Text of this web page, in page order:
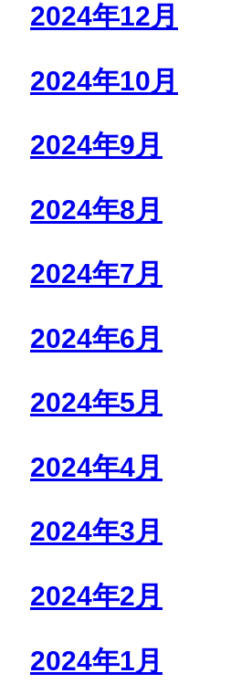
2024年12月
2024年10月
2024年9月
2024年8月
2024年7月
2024年6月
2024年5月
2024年4月
2024年3月
2024年2月
2024年1月